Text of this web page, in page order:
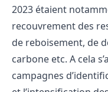
2023 étaient
recouvrement des
de reboisement, de
carbone etc. A cela
campagnes